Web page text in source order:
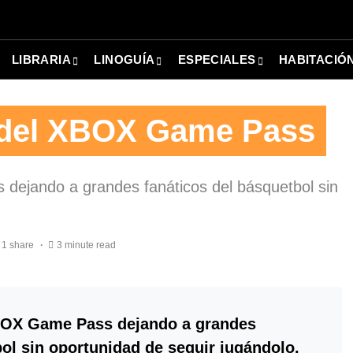
LIBRARIA LINOGUÍA ESPECIALES
XBOX Game Pass
a grandes fanáticos del básquetbol sin
1 share 3 minute read
Game Pass dejando a grandes
sin oportunidad de seguir jugándolo.